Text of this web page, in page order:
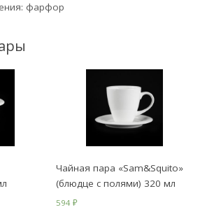
фарфор
Чайная пара «Sam&Squito»
(блюдце с полями) 320 мл
594₽